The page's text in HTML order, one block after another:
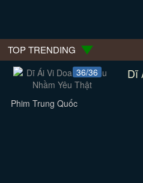
TOP TRENDING
36/36
Dĩ
Phim Trung Quốc